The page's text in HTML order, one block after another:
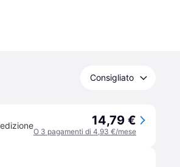
Consigliato
14,79 €
O 3 pagamenti di 4,93 €/mese